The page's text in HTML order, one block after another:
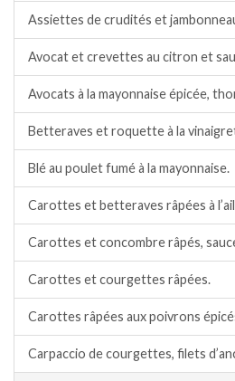
Assiettes de crudités et
Avocat et crevettes au citron et
Avocats à la mayonnaise épicée,
Betteraves et roquette à la
Blé au poulet fumé à la mayonnaise.
Carottes et betteraves râpées à
Carottes et concombre râpés,
Carottes et courgettes râpées.
Carottes râpées aux poivrons
Carpaccio de courgettes, filets